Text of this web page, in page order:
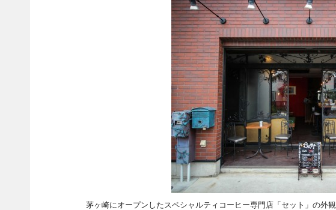
茅ヶ崎にオープンしたスペシャルティコーヒー専門店「セット」の外観